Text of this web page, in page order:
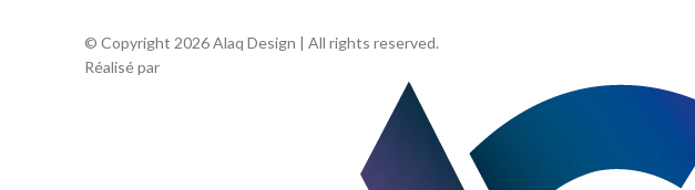
© Copyright 2026 Alaq Design | All rights reserved.
Réalisé par